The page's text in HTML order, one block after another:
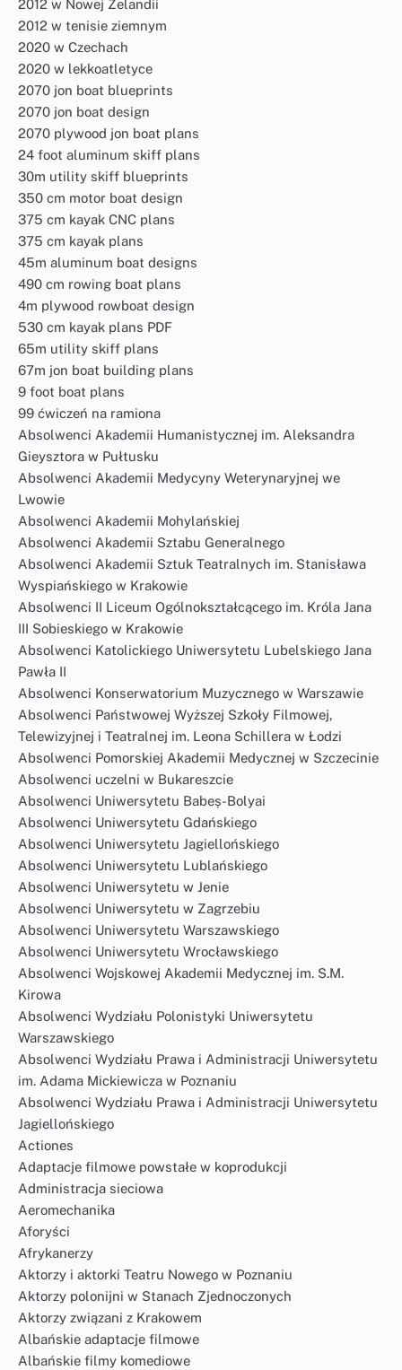
2012 w Nowej Zelandii
2012 w tenisie ziemnym
2020 w Czechach
2020 w lekkoatletyce
2070 jon boat blueprints
2070 jon boat design
2070 plywood jon boat plans
24 foot aluminum skiff plans
30m utility skiff blueprints
350 cm motor boat design
375 cm kayak CNC plans
375 cm kayak plans
45m aluminum boat designs
490 cm rowing boat plans
4m plywood rowboat design
530 cm kayak plans PDF
65m utility skiff plans
67m jon boat building plans
9 foot boat plans
99 ćwiczeń na ramiona
Absolwenci Akademii Humanistycznej im. Aleksandra
Gieysztora w Pułtusku
Absolwenci Akademii Medycyny Weterynaryjnej we
Lwowie
Absolwenci Akademii Mohylańskiej
Absolwenci Akademii Sztabu Generalnego
Absolwenci Akademii Sztuk Teatralnych im. Stanisława
Wyspiańskiego w Krakowie
Absolwenci II Liceum Ogólnokształcącego im. Króla Jana
III Sobieskiego w Krakowie
Absolwenci Katolickiego Uniwersytetu Lubelskiego Jana
Pawła II
Absolwenci Konserwatorium Muzycznego w Warszawie
Absolwenci Państwowej Wyższej Szkoły Filmowej,
Telewizyjnej i Teatralnej im. Leona Schillera w Łodzi
Absolwenci Pomorskiej Akademii Medycznej w Szczecinie
Absolwenci uczelni w Bukareszcie
Absolwenci Uniwersytetu Babeș-Bolyai
Absolwenci Uniwersytetu Gdańskiego
Absolwenci Uniwersytetu Jagiellońskiego
Absolwenci Uniwersytetu Lublańskiego
Absolwenci Uniwersytetu w Jenie
Absolwenci Uniwersytetu w Zagrzebiu
Absolwenci Uniwersytetu Warszawskiego
Absolwenci Uniwersytetu Wrocławskiego
Absolwenci Wojskowej Akademii Medycznej im. S.M.
Kirowa
Absolwenci Wydziału Polonistyki Uniwersytetu
Warszawskiego
Absolwenci Wydziału Prawa i Administracji Uniwersytetu
im. Adama Mickiewicza w Poznaniu
Absolwenci Wydziału Prawa i Administracji Uniwersytetu
Jagiellońskiego
Actiones
Adaptacje filmowe powstałe w koprodukcji
Administracja sieciowa
Aeromechanika
Aforyści
Afrykanerzy
Aktorzy i aktorki Teatru Nowego w Poznaniu
Aktorzy polonijni w Stanach Zjednoczonych
Aktorzy związani z Krakowem
Albańskie adaptacje filmowe
Albańskie filmy komediowe